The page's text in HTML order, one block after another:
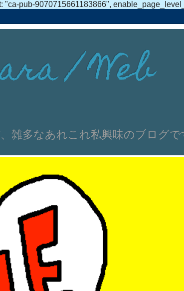
pub-9070715661183866",
/ Web
雑多なあれこれ私興味のブログで